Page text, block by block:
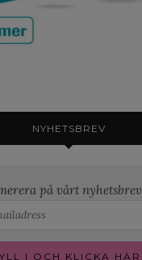
NYHETSBREV
på vårt nyhetsbrev